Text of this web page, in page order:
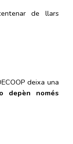
de llars
deixa una
depèn només